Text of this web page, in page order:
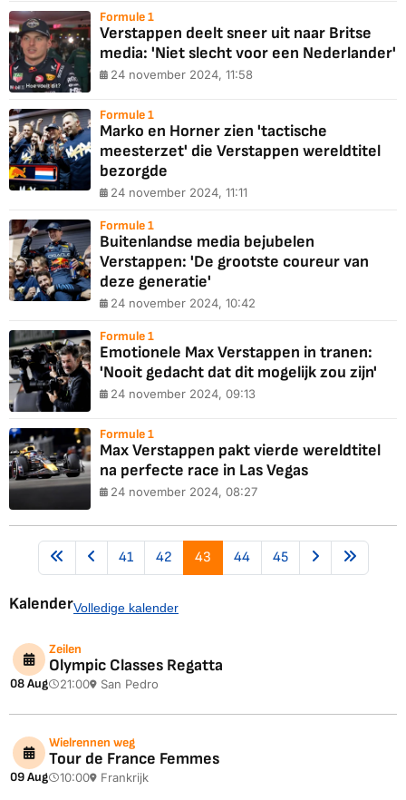
Formule 1
Verstappen deelt sneer uit naar Britse
media: 'Niet slecht voor een Nederlander'
24 november 2024, 11:58
Formule 1
Marko en Horner zien 'tactische
meesterzet' die Verstappen wereldtitel
bezorgde
24 november 2024, 11:11
Formule 1
Buitenlandse media bejubelen
Verstappen: 'De grootste coureur van
deze generatie'
24 november 2024, 10:42
Formule 1
Emotionele Max Verstappen in tranen:
'Nooit gedacht dat dit mogelijk zou zijn'
24 november 2024, 09:13
Formule 1
Max Verstappen pakt vierde wereldtitel
na perfecte race in Las Vegas
24 november 2024, 08:27
41 42 43 44 45
KalenderVolledige kalender
08 Aug
Zeilen
Olympic Classes Regatta
21:00 San Pedro
09 Aug
Wielrennen weg
Tour de France Femmes
10:00 Frankrijk